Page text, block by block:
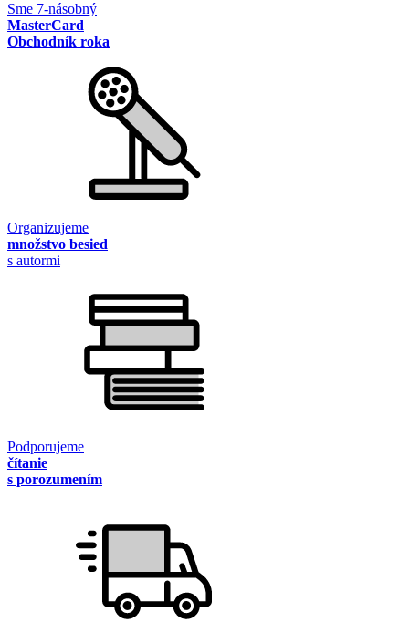
Sme 7-násobný
MasterCard
Obchodník roka
Organizujeme
množstvo besied
s autormi
Podporujeme
čítanie
s porozumením